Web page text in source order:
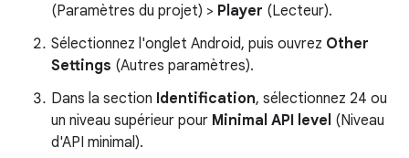
(Paramètres du projet) > Player (Lecteur).
Sélectionnez l'onglet Android, puis ouvrez Other
Settings (Autres paramètres).
Dans la section Identification, sélectionnez 24 ou
un niveau supérieur pour Minimal API level (Niveau
d'API minimal).